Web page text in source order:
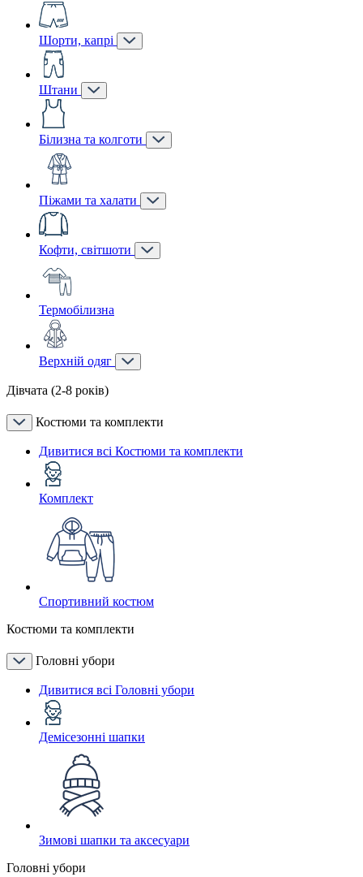
Шорти, капрі
Штани
Білизна та колготи
Піжами та халати
Кофти, світшоти
Термобілизна
Верхній одяг
Дівчата (2-8 років)
Костюми та комплекти
Дивитися всі Костюми та комплекти
Комплект
Спортивний костюм
Костюми та комплекти
Головні убори
Дивитися всі Головні убори
Демісезонні шапки
Зимові шапки та аксесуари
Головні убори